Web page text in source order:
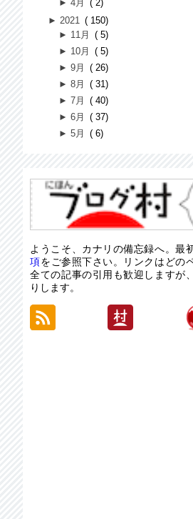
►4月
2
►2021
150
► 11月
5
► 10月
5
►9月
26
►8月
31
►7月
40
►6月
37
►5月 6
ようこそ、カナリの備忘録へ。最
項をご参照下さい。リンクはどの
全ての記事の引用も歓迎しますが
りします。